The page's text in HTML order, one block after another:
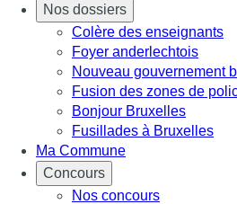
Nos dossiers
Colère des enseignants
Foyer anderlechtois
Nouveau gouvernement
Fusion des zones de
Bonjour Bruxelles
Fusillades à Bruxelles
Ma Commune
Concours
Nos concours